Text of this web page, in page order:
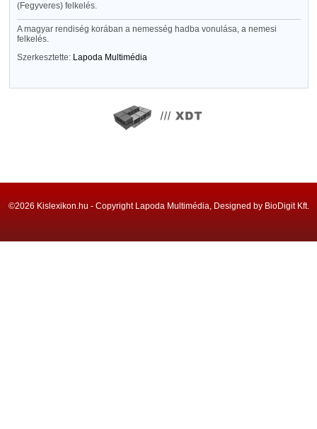
(Fegyveres) felkelés.
A magyar rendiség korában a nemesség hadba vonulása, a nemesi
felkelés.
Szerkesztette: Lapoda Multimédia
©2026 Kislexikon.hu - Copyright Lapoda Multimédia, Designed by BioDigit Kft.